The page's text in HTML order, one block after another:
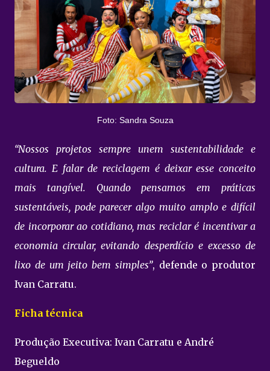
Foto: Sandra Souza
“Nossos projetos sempre unem sustentabilidade e
cultura. E falar de reciclagem é deixar esse conceito
mais tangível. Quando pensamos em práticas
sustentáveis, pode parecer algo muito amplo e difícil
de incorporar ao cotidiano, mas reciclar é incentivar a
economia circular, evitando desperdício e excesso de
lixo de um jeito bem simples”, defende o produtor
Ivan Carratu.
Ficha técnica
Produção Executiva: Ivan Carratu e André
Begueldo